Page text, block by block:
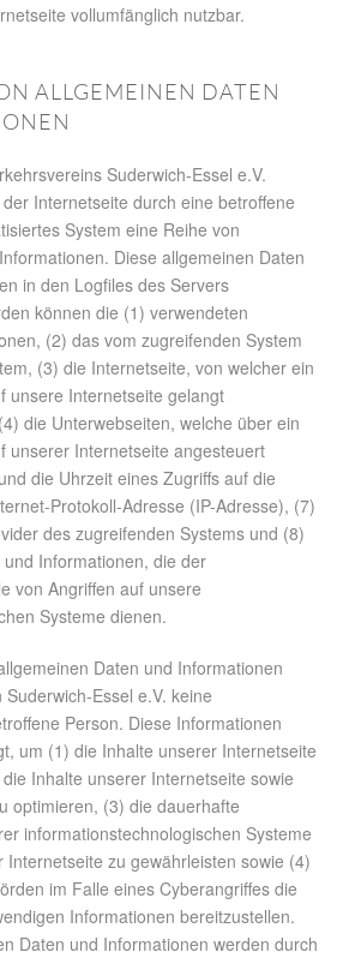
vollumfänglich nutzbar.
ALLGEMEINEN DATEN
Suderwich-Essel e.V.
Internetseite durch eine betroffene
System eine Reihe von
Diese allgemeinen Daten
in den Logfiles des Servers
können die (1) verwendeten
(2) das vom zugreifenden System
(3) die Internetseite, von welcher ein
unsere Internetseite gelangt
die Unterwebseiten, welche über ein
unserer Internetseite angesteuert
die Uhrzeit eines Zugriffs auf die
Protokoll-Adresse (IP-Adresse), (7)
des zugreifenden Systems und (8)
Informationen, die der
von Angriffen auf unsere
Systeme dienen.
Daten und Informationen
Essel e.V. keine
Person. Diese Informationen
um (1) die Inhalte unserer Internetseite
Inhalte unserer Internetseite sowie
optimieren, (3) die dauerhafte
informationstechnologischen Systeme
Internetseite zu gewährleisten sowie (4)
im Falle eines Cyberangriffes die
Informationen bereitzustellen.
Daten und Informationen werden durch